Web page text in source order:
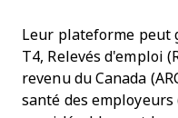
Leur plateforme peut
T4, Relevés d'emploi
revenu du Canada
santé des